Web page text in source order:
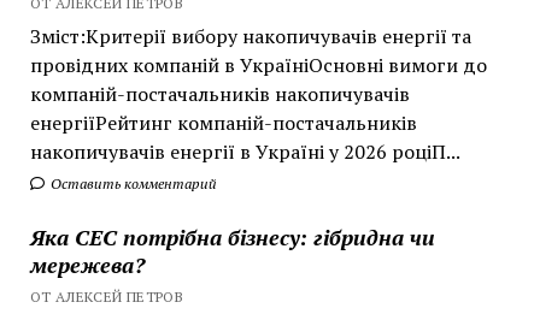
Зміст:Критерії вибору накопичувачів енергії та
провідних компаній в УкраїніОсновні вимоги до
компаній-постачальників накопичувачів
енергіїРейтинг компаній-постачальників
накопичувачів енергії в Україні у 2026 роціП...
Оставить комментарий
Яка СЕС потрібна бізнесу: гібридна чи
мережева?
ОТ АЛЕКСЕЙ ПЕТРОВ